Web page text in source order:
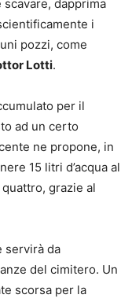
dapprima
i
pozzi, come
Lotti.
per il
ad un certo
ne propone, in
15 litri d’acqua al
grazie al
servirà da
del cimitero. Un
scorsa per la